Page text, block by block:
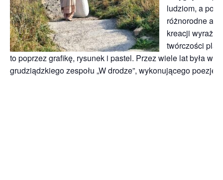
ludziom, a
różnorodne
kreacji wyraża
twórczości
to poprzez grafikę, rysunek i pastel. Przez wiele lat była
grudziądzkiego zespołu „W drodze”, wykonującego poezję